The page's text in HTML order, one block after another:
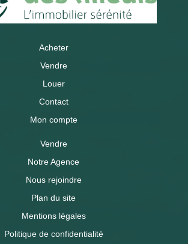
Acheter
Vendre
Louer
Contact
Mon compte
Vendre
Notre Agence
Nous rejoindre
Plan du site
Mentions légales
Politique de confidentialité